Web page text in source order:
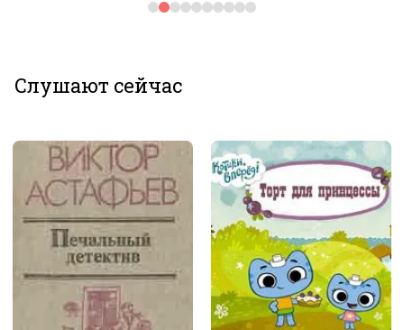
Слушают сейчас